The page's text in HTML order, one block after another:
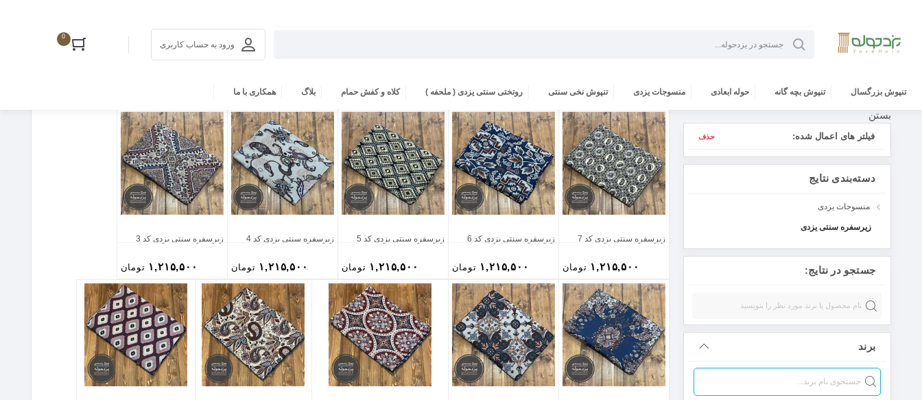
ورود به حساب کاربری
0
تنپوش بزرگسال تنپوش بچه گانه حوله ابعادی منسوجات یزدی تنپوش نخی سنتی روتختی سنتی یزدی ( ملحفه ) کلاه و کفش حمام بلاگ همکاری با ما
بستن
فیلتر های اعمال شده: حذف
دسته‌بندی نتایج
منسوجات یزدی
زیرسفره سنتی یزدی
جستجو در نتایج:
برند
زیرسفره سنتی یزدی کد 7
۱,۲۱۵,۵۰۰ تومان
زیرسفره سنتی یزدی کد 6
۱,۲۱۵,۵۰۰ تومان
زیرسفره سنتی یزدی کد 5
۱,۲۱۵,۵۰۰ تومان
زیرسفره سنتی یزدی کد 4
۱,۲۱۵,۵۰۰ تومان
زیرسفره سنتی یزدی کد 3
۱,۲۱۵,۵۰۰ تومان